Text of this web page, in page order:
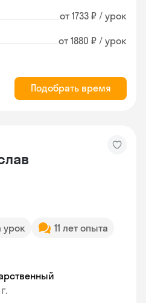
от 1733 ₽ / урок
от 1880 ₽ / урок
Подобрать время
урок
11 лет опыта